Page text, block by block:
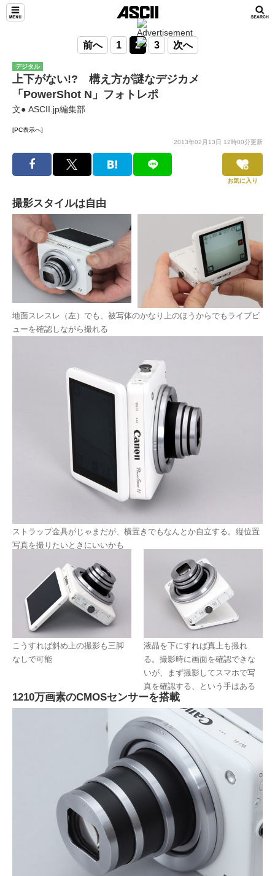
前へ 1 2 3 次へ
デジタル
上下がない!? 構え方が謎なデジカメ
「PowerShot N」フォトレポ
文● ASCII.jp編集部
[PC表示へ]
2013年02月13日 12時00分更新
お気に入り
撮影スタイルは自由
地面スレスレ（左）でも、被写体のかなり上のほうからでもライブビ
ューを確認しながら撮れる
ストラップ金具がじゃまだが、横置きでもなんとか自立する。縦位置
写真を撮りたいときにいいかも
こうすれば斜め上の撮影も三脚
なしで可能
液晶を下にすれば真上も撮れ
る。撮影時に画面を確認できな
いが、まず撮影してスマホで写
真を確認する、という手はある
1210万画素のCMOSセンサーを搭載